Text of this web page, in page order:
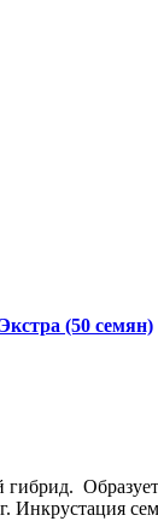
(50 семян)
Инкрустация